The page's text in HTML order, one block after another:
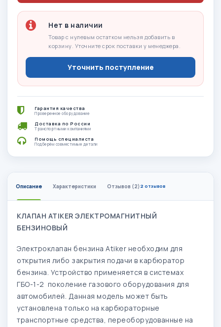
Нет в наличии
Товар с нулевым остатком нельзя добавить в
корзину. Уточните срок поставки у менеджера.
Уточнить поступление
Гарантия качества
Проверенное оборудование
Доставка по России
Транспортными компаниями
Помощь специалиста
Подберём совместимые детали
Описание Характеристики Отзывов (2)2 отзывов
КЛАПАН ATIKER ЭЛЕКТРОМАГНИТНЫЙ
БЕНЗИНОВЫЙ
Электроклапан бензина Atiker необходим для
открытия либо закрытия подачи в карбюратор
бензина. Устройство применяется в системах
ГБО-1-2 поколение газового оборудования для
автомобилей. Данная модель может быть
установлена только на карбюраторные
транспортные средства, переоборудованные на